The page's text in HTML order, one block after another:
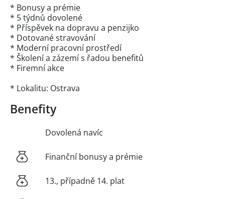
* Bonusy a prémie
* 5 týdnů dovolené
* Příspěvek na dopravu a penzijko
* Dotované stravování
* Moderní pracovní prostředí
* Školení a zázemí s řadou benefitů
* Firemní akce
* Lokalitu: Ostrava
Benefity
Dovolená navíc
Finanční bonusy a prémie
13., případně 14. plat